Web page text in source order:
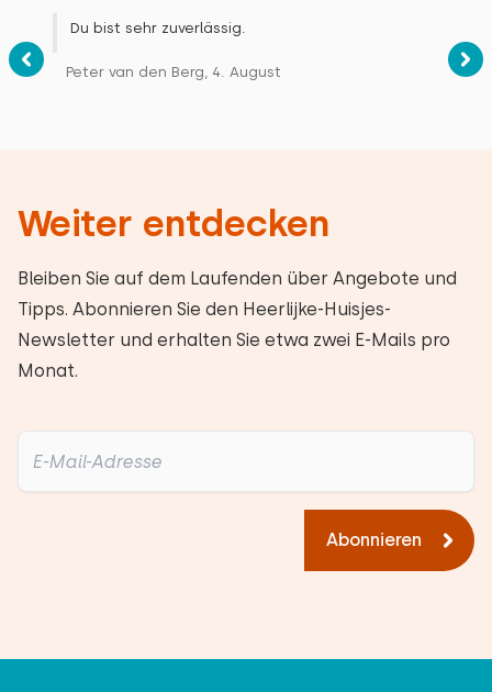
Du bist sehr zuverlässig.
Peter van den Berg, 4. August
Weiter entdecken
Bleiben Sie auf dem Laufenden über Angebote und
Tipps. Abonnieren Sie den Heerlijke-Huisjes-
Newsletter und erhalten Sie etwa zwei E-Mails pro
Monat.
Abonnieren